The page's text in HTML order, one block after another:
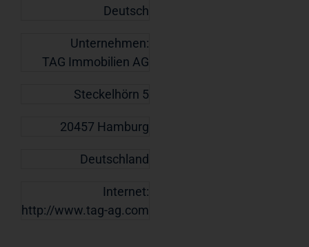
Deutsch
Unternehmen:
TAG Immobilien AG
Steckelhörn 5
20457 Hamburg
Deutschland
Internet:
http://www.tag-ag.com